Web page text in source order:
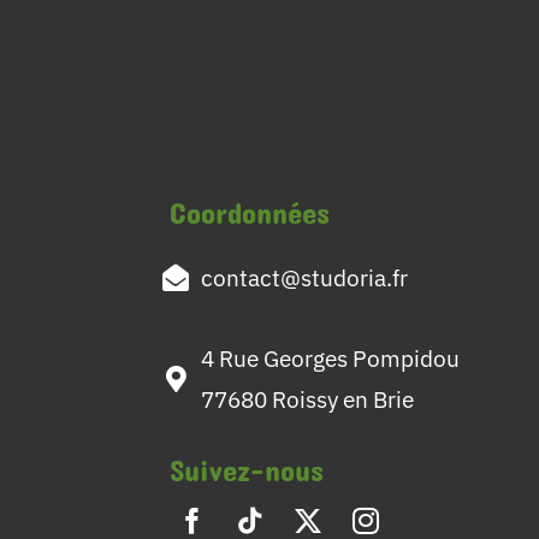
Coordonnées
contact@studoria.fr
4 Rue Georges Pompidou
77680 Roissy en Brie
Suivez-nous